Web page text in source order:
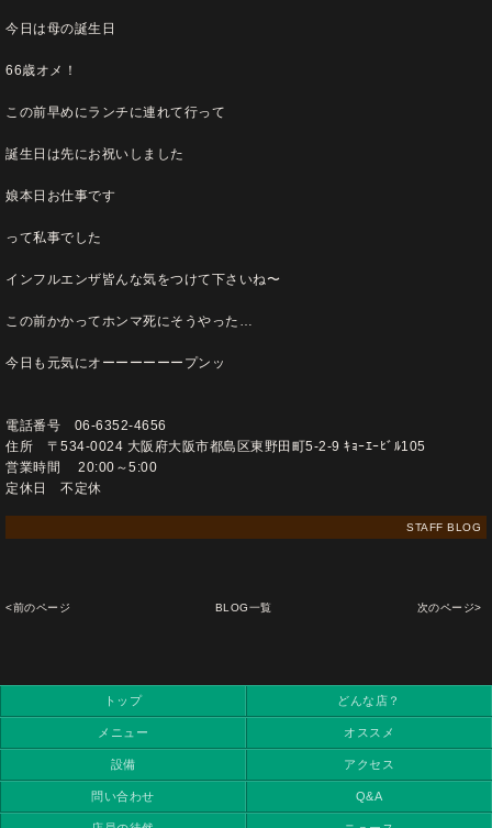
今日は母の誕生日
66歳オメ！
この前早めにランチに連れて行って
誕生日は先にお祝いしました
娘本日お仕事です
って私事でした
インフルエンザ皆んな気をつけて下さいね〜
この前かかってホンマ死にそうやった…
今日も元気にオーーーーーープンッ
電話番号 06-6352-4656
住所 〒534-0024 大阪府大阪市都島区東野田町5-2-9 ｷｮｰｴｰﾋﾞﾙ105
営業時間 20:00～5:00
定休日 不定休
STAFF BLOG
<前のページ BLOG一覧 次のページ>
トップ どんな店？
メニュー オススメ
設備 アクセス
問い合わせ Q&A